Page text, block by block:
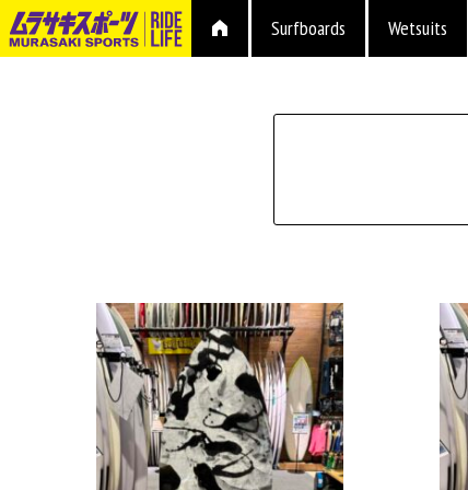
Surfboards Wetsuits
長さ
容積
プラグ
ボードの特性
価格